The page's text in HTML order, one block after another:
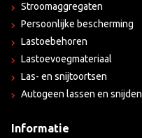
Stroomaggregaten
Persoonlijke bescherming
Lastoebehoren
Lastoevoegmateriaal
Las- en snijtoortsen
Autogeen lassen en snijden
Informatie